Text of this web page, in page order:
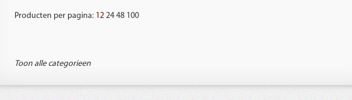
Producten per pagina: 12 24 48 100
Toon alle categorieen